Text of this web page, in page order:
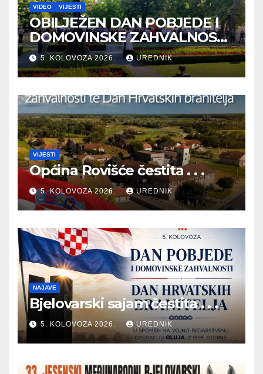
VIDEO VIJESTI
OBILJEŽEN DAN POBJEDE I
DOMOVINSKE ZAHVALNOSTI
TE DAN HRVATSKIH
BRANITELJA
5. KOLOVOZA 2026. UREDNIK
VIJESTI
Općina Rovišće čestita . . .
5. KOLOVOZA 2026. UREDNIK
NAJAVE
Bjelovarski sajam čestita . . .
5. KOLOVOZA 2026. UREDNIK